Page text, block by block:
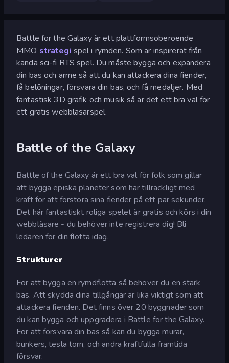
Battle for the Galaxy är ett plattformsoberoende
MMO strategi spel i rymden. Som är inspirerat från
kända sci-fi RTS spel. Du måste bygga och expandera
din bas och arme så att du kan attackera dina fiender,
få belöningar, försvara din bas, och få medaljer. Med
fantastisk 3D grafik och musik så är det ett bra val för
ett gratis webbläsarspel.
Battle of the Galaxy
Battle of the Galaxy är ett bra val för folk som gillar
att bygga episka planeter som har tillräckligt med
kraft för att förstöra sina fiender på ett par sekunder.
Det här fantastiskt roliga spelet är gratis och körs i din
webbläsare - du behöver inte registrera dig! Bli
ledaren för din flotta idag.
Strukturer
För att bygga en rymdflotta så behöver du en stark
bas. Att skydda dina tillgångar är lika viktigt som att
attackera fienden. Det finns över 20 byggnader som
du kan bygga och uppgradera i Battle for the Galaxy.
För att försvara din bas så kan du bygga murar,
bunkers, tesla torn, och andra kraftfulla framtida
försvar.